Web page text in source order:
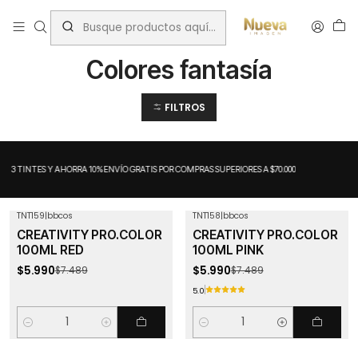
Inicio Colores fantasía
Colores fantasía
FILTROS
3 TINTES Y AHORRA 10%ENVÍO GRATIS POR COMPRAS SUPERIORES A $70.000
TNT159|bbcos
CREATIVITY PRO.COLOR
100ML RED
$5.990$7.489
Cantidad
TNT158|bbcos
CREATIVITY PRO.COLOR
100ML PINK
$5.990$7.489
5.0
Cantidad